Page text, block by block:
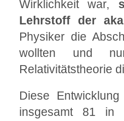
Wirklichkeit war,
Lehrstoff der
Physiker die
wollten und
Relativitätstheorie
Diese
insgesamt 81 in